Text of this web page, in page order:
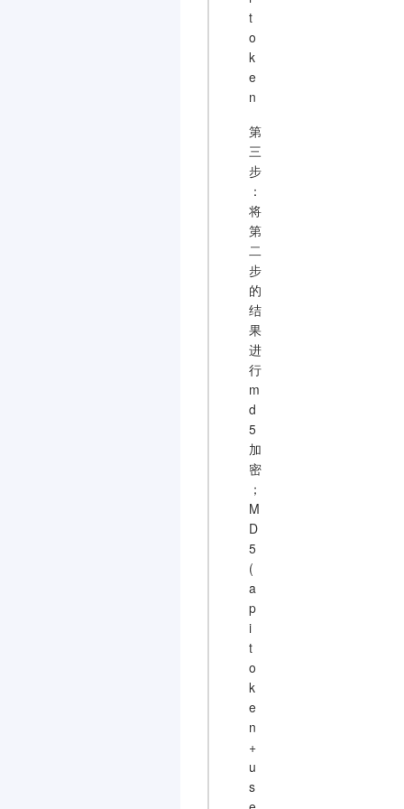
t
o
k
e
n
第
三
步
：
将
第
二
步
的
结
果
进
行
m
d
5
加
密
；
M
D
5
(
a
p
i
t
o
k
e
n
+
u
s